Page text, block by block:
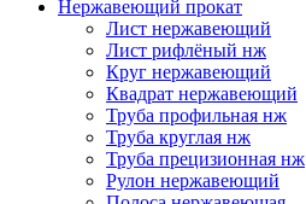
Нержавеющий прокат
Лист нержавеющий
Лист рифлёный нж
Круг нержавеющий
Квадрат нержавеющий
Труба профильная нж
Труба круглая нж
Труба прецизионная нж
Рулон нержавеющий